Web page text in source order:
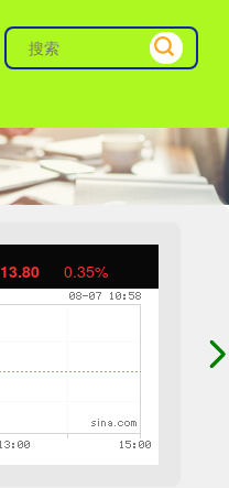
13.80 0.35%